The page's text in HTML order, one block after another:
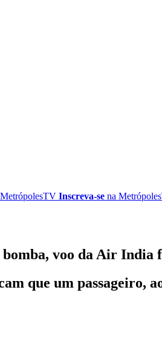
MetrópolesTV Inscreva-se na
voo da Air India
que um passageiro,